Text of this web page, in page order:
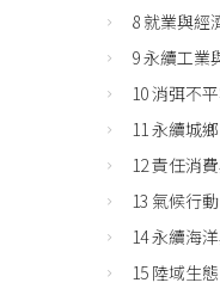
8 就業與經
9 永續工業
10 消弭不
11 永續城鄉
12 責任消
13 氣候行動
14 永續海
15 陸域生態